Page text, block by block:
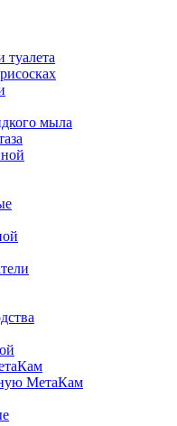
туалета
мыла
МетаКам